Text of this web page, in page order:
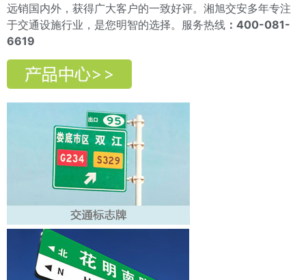
远销国内外，获得广大客户的一致好评。湘旭交安多年专注
于交通设施行业，是您明智的选择。服务热线 ： 400-081-
6619